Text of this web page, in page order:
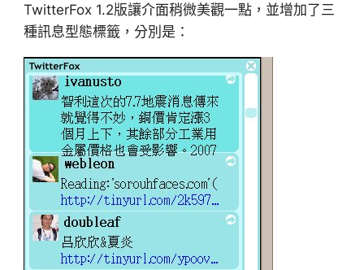
TwitterFox 1.2版讓介面稍微美觀一點，並增加了三
種訊息型態標籤，分別是：